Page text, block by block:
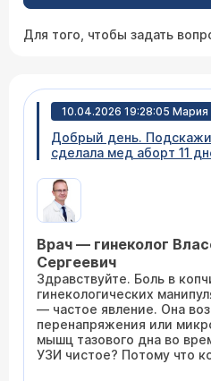
Для того, чтобы задать
10.04.2026 19:28:05
Добрый день.
сделала мед аборт 11
давление в копчике, по
день кровь
в копчике постоянное.
Врач — гинеколог
Сергеевич
Здравствуйте. Боль в
гинекологических
— частое явление. Она
перенапряжения или
мышц тазового дна во
УЗИ чистое? Потому что